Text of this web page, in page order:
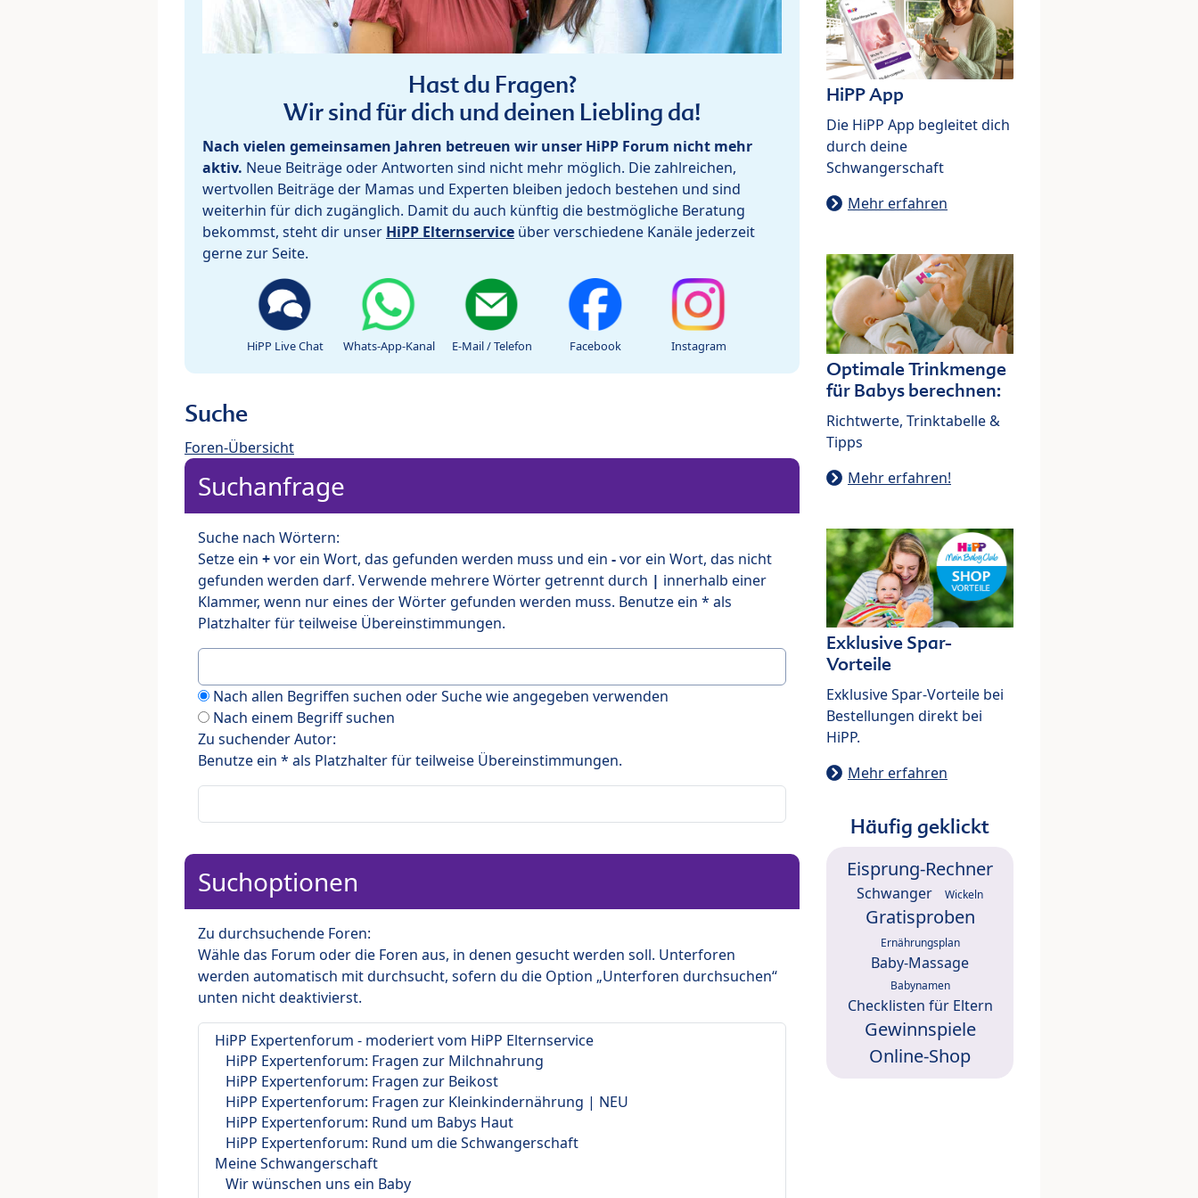
Hast du Fragen?
Wir sind für dich und deinen Liebling da!
Nach vielen gemeinsamen Jahren betreuen wir unser HiPP Forum nicht mehr
aktiv. Neue Beiträge oder Antworten sind nicht mehr möglich. Die zahlreichen,
wertvollen Beiträge der Mamas und Experten bleiben jedoch bestehen und sind
weiterhin für dich zugänglich. Damit du auch künftig die bestmögliche Beratung
bekommst, steht dir unser HiPP Elternservice über verschiedene Kanäle jederzeit
gerne zur Seite.
HiPP Live Chat Whats-App-Kanal E-Mail / Telefon Facebook Instagram
Suche
Foren-Übersicht
Suchanfrage
Suche nach Wörtern:
Setze ein +vor ein Wort, das gefunden werden muss und ein -vor ein Wort, das nicht
gefunden werden darf. Verwende mehrere Wörter getrennt durch | innerhalb einer
Klammer, wenn nur eines der Wörter gefunden werden muss. Benutze ein * als
Platzhalter für teilweise Übereinstimmungen.
Nach allen Begriffen suchen oder Suche wie angegeben verwenden
Nach einem Begriff suchen
Zu suchender Autor:
Benutze ein * als Platzhalter für teilweise Übereinstimmungen.
Suchoptionen
Zu durchsuchende Foren:
Wähle das Forum oder die Foren aus, in denen gesucht werden soll. Unterforen
werden automatisch mit durchsucht, sofern du die Option „Unterforen durchsuchen“
unten nicht deaktivierst.
HiPP App
Die HiPP App begleitet dich
durch deine
Schwangerschaft
Mehr erfahren
Optimale Trinkmenge
für Babys berechnen:
Richtwerte, Trinktabelle &
Tipps
Mehr erfahren!
Exklusive Spar-
Vorteile
Exklusive Spar-Vorteile bei
Bestellungen direkt bei
HiPP.
Mehr erfahren
Häufig geklickt
Eisprung-Rechner
Schwanger Wickeln
Gratisproben
Ernährungsplan
Baby-Massage
Babynamen
Checklisten für Eltern
Gewinnspiele
Online-Shop